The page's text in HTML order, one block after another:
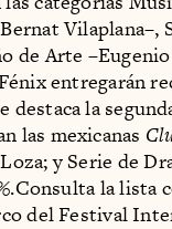
de Arte
entregarán
destaca la
las mexicanas
y Serie de
.Consulta la lista
del Festival